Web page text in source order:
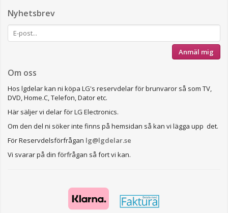
Nyhetsbrev
Anmäl mig
Om oss
Hos lgdelar kan ni köpa LG's reservdelar för brunvaror så som TV,
DVD, Home.C, Telefon, Dator etc.
Här säljer vi delar för LG Electronics.
Om den del ni söker inte finns på hemsidan så kan vi lägga upp det.
För Reservdelsförfrågan lg@lgdelar.se
Vi svarar på din förfrågan så fort vi kan.